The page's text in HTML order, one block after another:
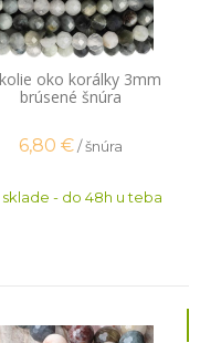
oko korálky 3mm
brúsené šnúra
6,80 €/ šnúra
sklade - do 48h u teba